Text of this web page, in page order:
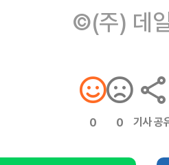
©(주) 데
0 0 기사 공